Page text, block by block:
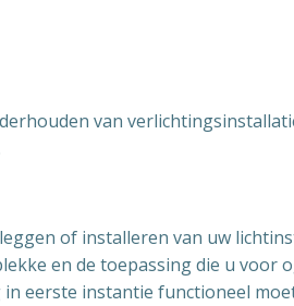
van
of installeren van uw
en de toepassing die u voor
eerste instantie functioneel